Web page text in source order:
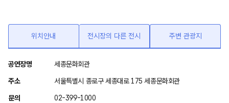
위치안내 전시장의 다른 전시 주변 관광지
위
치
안
공연장명 세종문화회관
주소 서울특별시 종로구 세종대로 175 세종문화회관
문의 02-399-1000